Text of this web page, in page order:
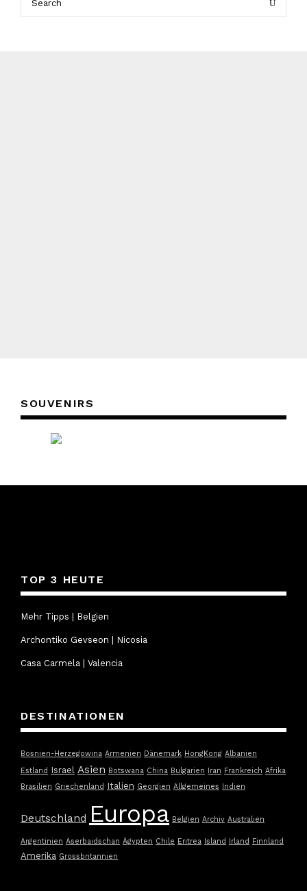
Search
SOUVENIRS
TOP 3 HEUTE
Mehr Tipps | Belgien
Archontiko Gevseon | Nicosia
Casa Carmela | Valencia
DESTINATIONEN
Bosnien-Herzegowina Armenien Dänemark HongKong Albanien
Estland Israel Asien Botswana China Bulgarien Iran Frankreich Afrika
Brasilien Griechenland Italien Georgien Allgemeines Indien
Deutschland Europa Belgien Archiv Australien
Argentinien Aserbaidschan Ägypten Chile Eritrea Island Irland Finnland
Amerika Grossbritannien